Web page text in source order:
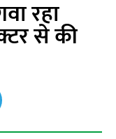
रहा
से की